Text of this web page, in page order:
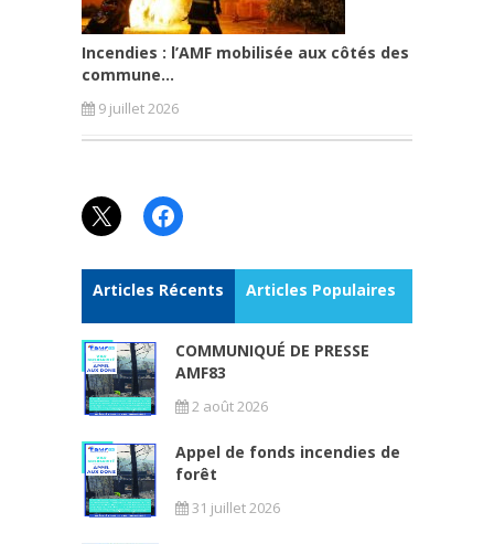
Incendies : l’AMF mobilisée aux côtés des
commune...
9 juillet 2026
X Facebook
Articles Récents Articles Populaires
COMMUNIQUÉ DE PRESSE
AMF83
2 août 2026
Appel de fonds incendies de
forêt
31 juillet 2026